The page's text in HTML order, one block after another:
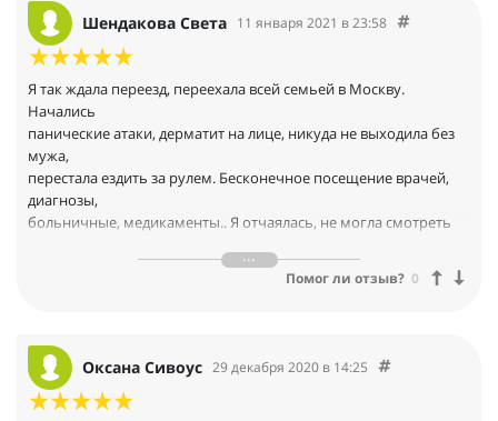
никуда не уезжая. Вот из полной безнадежности в то, что это
никогда не
произойдет за 6 месяцев я пришла к полной реализации цели.
муж начал считаться с моим мнением, стал прислушиваться
ко мне. Я стала
авторитетом для своих детей. Прошли мои постоянные
истерики. Я еще тело
стало стройным и подтянутым, как я и мечтала, и не важно,что
я мама двоих
детей. Это такой кайф жить яркой и наполненной жизнью. У
планов еще на жизни и сейчас я знаю, как все осуществить. Я
жизни.
Шендакова Света 11 января 2021 в 23:58
Я так ждала переезд, переехала всей семьей в Москву.
Начались
панические атаки, дерматит на лице, никуда не выходила без
мужа,
перестала ездить за рулем. Бесконечное посещение врачей,
диагнозы,
больничные, медикаменты.. Я отчаялась, не могла смотреть
зеркало, бесконечные нервные срывы и истерики. Ничего не
другой город, нашла работу рядом с домом, ту о которой
мечтала, устроила
детей в сад и школу без проблем. А до этого с этим были
Помог ли отзыв? 0
Оксана Сивоус 29 декабря 2020 в 14:25